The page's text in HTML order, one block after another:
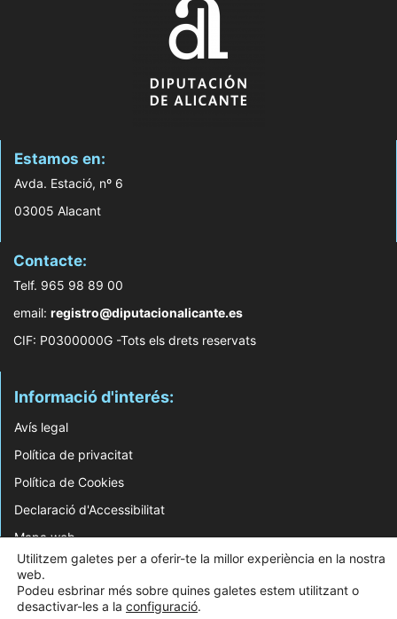
Estamos en:
Avda. Estació, nº 6
03005 Alacant
Contacte:
Telf. 965 98 89 00
email: registro@diputacionalicante.es
CIF: P0300000G -Tots els drets reservats
Informació d'interés:
Avís legal
Política de privacitat
Política de Cookies
Declaració d'Accessibilitat
Mapa web
© 2026 Web Desenvolupada pel Servei d'Informàtica de Diputació d'Alacant
Utilitzem galetes per a oferir-te la millor experiència en la nostra
web.
Podeu esbrinar més sobre quines galetes estem utilitzant o
desactivar-les a la configuració.